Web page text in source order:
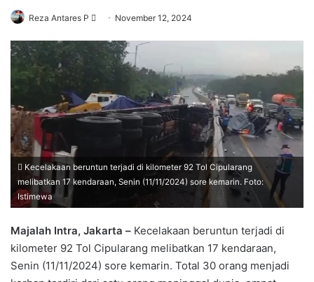
Reza Antares P
Send
email
November 12, 2024
Kecelakaan beruntun terjadi di kilometer 92 Tol Cipularang
melibatkan 17 kendaraan, Senin (11/11/2024) sore kemarin. Foto:
Istimewa
Majalah Intra, Jakarta – Kecelakaan beruntun terjadi di
kilometer 92 Tol Cipularang melibatkan 17 kendaraan,
Senin (11/11/2024) sore kemarin. Total 30 orang menjadi